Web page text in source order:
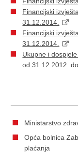
Financijski
31.12.2014.
Financijski
31.12.2014.
Ukupne i
od 31.12.2012.
Ministarstvo
Opća bolnica
plaćanja